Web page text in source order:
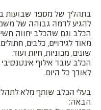
בתהליך של מספר שבועות
להגיע לרמה גבוהה של
הכלב וגם שהכלב יחווה
מאוד לגירויים, כלבים,
שונים, מכוניות, חיות ועוד.
הכלב עובר אילוף
לאורך כל היום.
בעלי הכלב שותף מלא
הבאה: